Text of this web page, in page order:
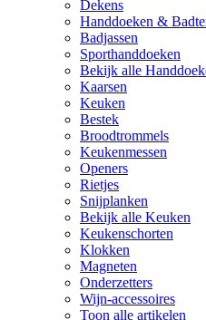
Dekens
Handdoeken &
Badjassen
Sporthanddoeken
Bekijk alle
Kaarsen
Keuken
Bestek
Broodtrommels
Keukenmessen
Openers
Rietjes
Snijplanken
Bekijk alle Keuken
Keukenschorten
Klokken
Magneten
Onderzetters
Wijn-accessoires
Toon alle artikelen